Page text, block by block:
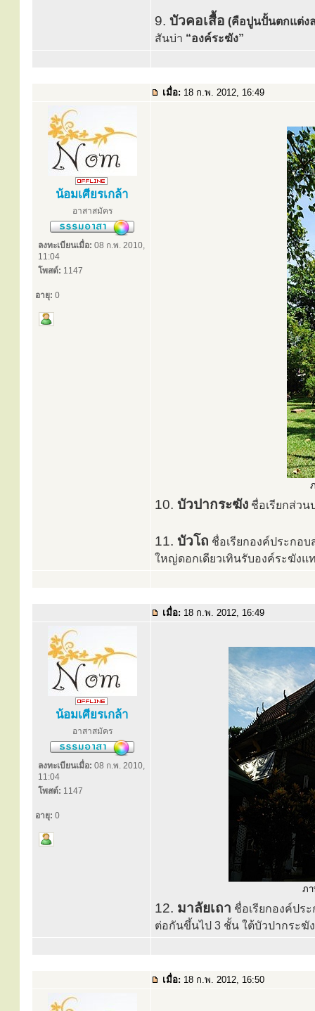
9. บัวคอเสื้อ (คือปูนปั้นตกแต่ง
สันบ่า “องค์ระฆัง”
เมื่อ: 18 ก.พ. 2012, 16:49
น้อมเศียรเกล้า
อาสาสมัคร
ลงทะเบียนเมื่อ: 08 ก.พ. 2010,
11:04
โพสต์: 1147
อายุ: 0
10. บัวปากระฆัง ชื่อเรียกส่ว
11. บัวโถ ชื่อเรียกองค์ประกอ
ใหญ่ดอกเดียวเทินรับองค์ระฆัง
เมื่อ: 18 ก.พ. 2012, 16:49
น้อมเศียรเกล้า
อาสาสมัคร
ลงทะเบียนเมื่อ: 08 ก.พ. 2010,
11:04
โพสต์: 1147
อายุ: 0
ภา
12. มาลัยเถา ชื่อเรียกองค์ปร
ต่อกันขึ้นไป 3 ชั้น ใต้บัวปากระฆัง
เมื่อ: 18 ก.พ. 2012, 16:50